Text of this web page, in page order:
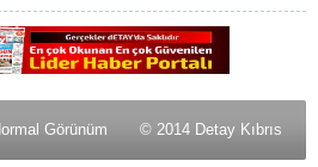
Görünüm © 2014 Detay Kıbrıs